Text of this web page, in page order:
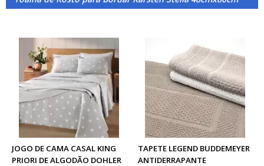
JOGO DE CAMA CASAL KING
PRIORI DE ALGODÃO DOHLER
TAPETE LEGEND BUDDEMEYER
ANTIDERRAPANTE